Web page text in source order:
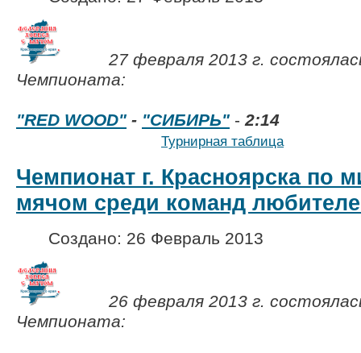
27 февраля 2013 г.
Чемпионата:
"RED WOOD" - "СИБИРЬ" -2:14
Турнирная таблица
Чемпионат г. Красноярска по
мячом среди команд
Создано: 26 Февраль 2013
26 февраля 2013 г.
Чемпионата: